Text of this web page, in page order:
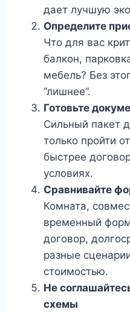
дает лучшую
Определите
Что для вас
балкон,
мебель? Без
“лишнее”.
Готовьте
Сильный пакет
только пройти
быстрее
условиях.
Сравнивайте
Комната,
временный
договор,
разные
стоимостью.
Не
схемы